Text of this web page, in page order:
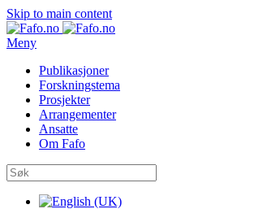
Skip to main content
Meny
Publikasjoner
Forskningstema
Prosjekter
Arrangementer
Ansatte
Om Fafo